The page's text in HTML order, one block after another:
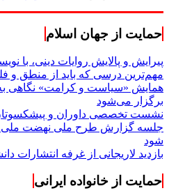
حمایت از جهان اسلام
پیرایش و پالایش روایات دینی، با
مهم‌ترین درسی که باید از منطق
همایش «سیاست و کرامت» نگاهی
برگزار می‌شود
نشست تخصصی داوران و
جلسه گزارش طرح ملی نهضت ملی
شود
بازدید لاریجانی از غرفه انتشارات
حمایت از خانواده ایرانی